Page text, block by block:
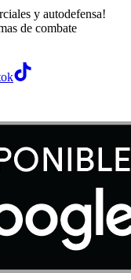
y autodefensa!
de combate